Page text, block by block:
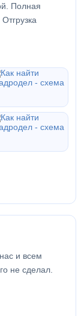
Полная
и всем
не сделал.